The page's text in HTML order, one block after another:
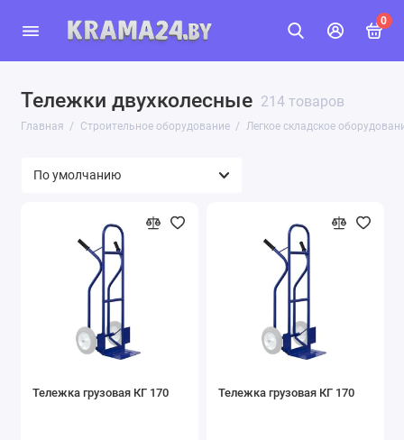
0
Тележки двухколесные 214 товаров
Главная Строительное оборудование Легкое складское
Тележка грузовая КГ 170 Тележка грузовая КГ 170